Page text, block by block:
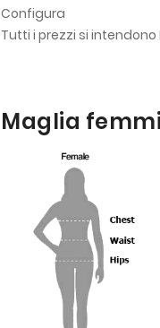
Configura
Tutti i prezzi si intendono
Maglia